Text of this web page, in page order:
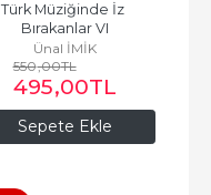
Sepete Ekle
Türk Müziğinde İz
Bırakanlar VI
Ünal İMİK
550,00TL
495,00TL